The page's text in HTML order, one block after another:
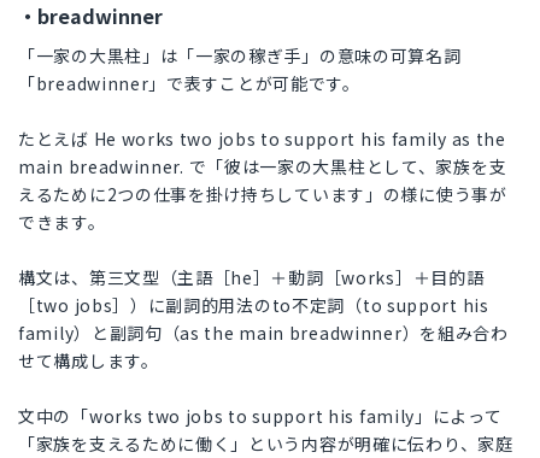
・breadwinner
「一家の大黒柱」は「一家の稼ぎ手」の意味の可算名詞
「breadwinner」で表すことが可能です。
たとえば He works two jobs to support his family as the
main breadwinner. で「彼は一家の大黒柱として、家族を支
えるために2つの仕事を掛け持ちしています」の様に使う事が
できます。
構文は、第三文型（主語［he］＋動詞［works］＋目的語
［two jobs］）に副詞的用法のto不定詞（to support his
family）と副詞句（as the main breadwinner）を組み合わ
せて構成します。
文中の「works two jobs to support his family」によって
「家族を支えるために働く」という内容が明確に伝わり、家庭